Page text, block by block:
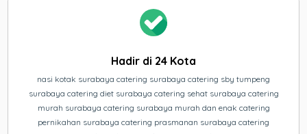
Hadir di 24 Kota
nasi kotak surabaya catering surabaya catering sby tumpeng
surabaya catering diet surabaya catering sehat surabaya catering
murah surabaya catering surabaya murah dan enak catering
pernikahan surabaya catering prasmanan surabaya catering